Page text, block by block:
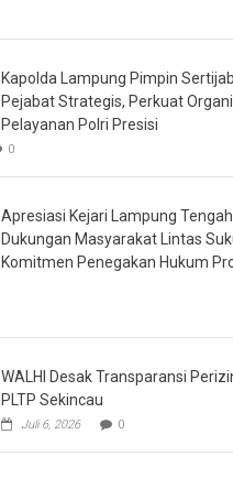
Kapolda Lampung Pimpin
Pejabat Strategis, Perkuat
Pelayanan Polri Presisi
0
Apresiasi Kejari Lampung
Dukungan Masyarakat Lintas
Komitmen Penegakan Hukum
WALHI Desak Transparansi
PLTP Sekincau
Juli 6, 2026 0